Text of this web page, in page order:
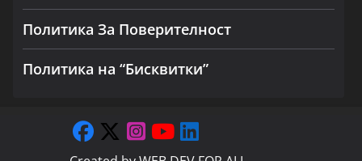
Политика За Поверителност
Политика на “Бисквитки”